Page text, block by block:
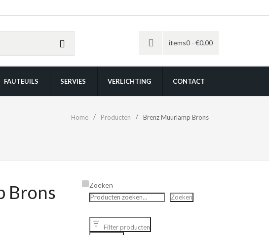
items0 - €0,00
FAUTEUILS SERVIES VERLICHTING CONTACT
Home Producten Brenz Muurlamp Brons
Brons Zoeken
Zoeken
Filter producten